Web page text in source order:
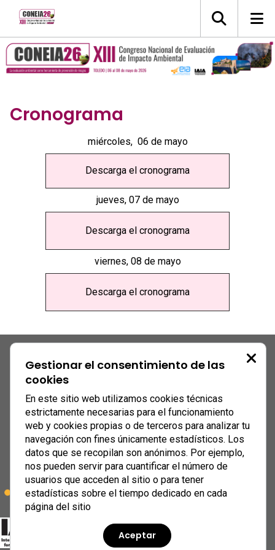
Cronograma
miércoles, 06 de mayo
Descarga el cronograma
jueves, 07 de mayo
Descarga el cronograma
viernes, 08 de mayo
Descarga el cronograma
Gestionar el consentimiento de las
cookies
En este sitio web utilizamos cookies técnicas
estrictamente necesarias para el funcionamiento
web y cookies propias o de terceros para analizar tu
navegación con fines únicamente estadísticos. Los
datos que se recopilan son anónimos. Por ejemplo,
nos pueden servir para cuantificar el número de
usuarios que acceden al sitio o para tener
estadísticas sobre el tiempo dedicado en cada
página del sitio
Aceptar